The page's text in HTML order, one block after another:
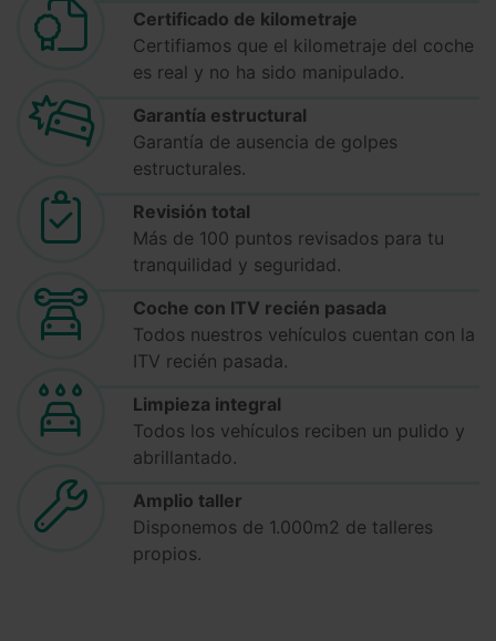
Certificado de kilometraje
Certifiamos que el kilometraje del coche
es real y no ha sido manipulado.
Garantía estructural
Garantía de ausencia de golpes
estructurales.
Revisión total
Más de 100 puntos revisados para tu
tranquilidad y seguridad.
Coche con ITV recién pasada
Todos nuestros vehículos cuentan con la
ITV recién pasada.
Limpieza integral
Todos los vehículos reciben un pulido y
abrillantado.
Amplio taller
Disponemos de 1.000m2 de talleres
propios.